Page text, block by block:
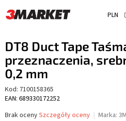
do
treści
PLN
DT8 Duct Tape
przeznaczenia,
0,2 mm
Kod: 7100158365
EAN: 689330172252
Średnia
Brak ocenySzczegóły oceny Marka: 3M